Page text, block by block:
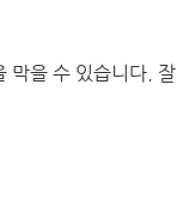
막을 수 있습니다. 잘